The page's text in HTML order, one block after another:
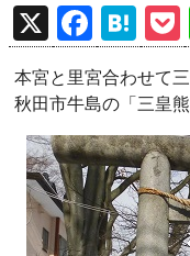
X
F
a
ce
b
o
o
k
H
at
e
n
a
本宮と里宮合わせて
秋田市牛島の「三皇熊